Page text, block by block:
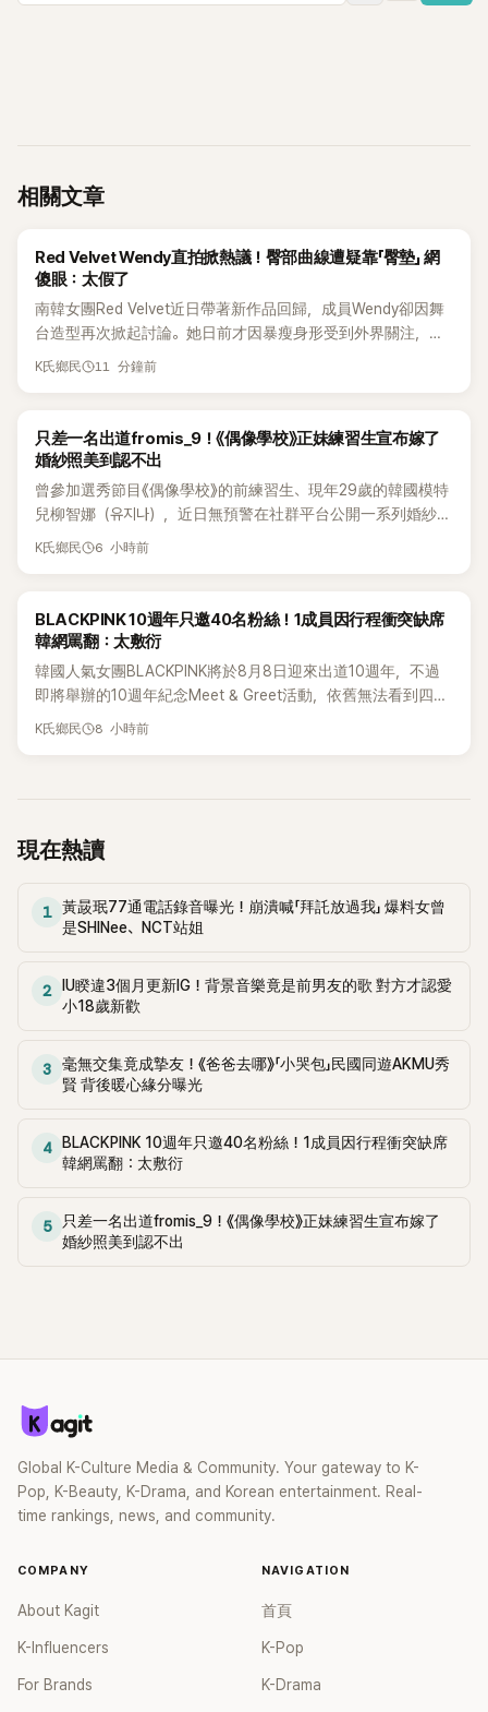
相關文章
K-POP
Red Velvet Wendy直拍掀熱議！臀部曲線遭疑靠「臀墊」 網
傻眼：太假了
南韓女團Red Velvet近日帶著新作品回歸，成員Wendy卻因舞
台造型再次掀起討論。她日前才因暴瘦身形受到外界關注，又
被質疑在舞台上使用臀墊，如今最新打歌舞台曝光後，再度因
K氏鄉民 11 分鐘前
K-POP
只差一名出道fromis_9！《偶像學校》正妹練習生宣布嫁了
婚紗照美到認不出
曾參加選秀節目《偶像學校》的前練習生、現年29歲的韓國模特
兒柳智娜（유지나），近日無預警在社群平台公開一系列婚紗
照，親自宣布即將步入婚姻，消息曝光後讓不少曾追看節目的
K氏鄉民 6 小時前
K-POP
BLACKPINK 10週年只邀40名粉絲！1成員因行程衝突缺席
韓網罵翻：太敷衍
韓國人氣女團BLACKPINK將於8月8日迎來出道10週年，不過
即將舉辦的10週年紀念Meet & Greet活動，依舊無法看到四人
合體。根據韓媒《MyDaily》7日報導，當天將由Jisoo（智秀）、
K氏鄉民 8 小時前
現在熱讀
1
黃晸珉77通電話錄音曝光！崩潰喊「拜託放過我」 爆料女曾
是SHINee、NCT站姐
2
IU睽違3個月更新IG！背景音樂竟是前男友的歌 對方才認愛
小18歲新歡
3
毫無交集竟成摯友！《爸爸去哪》「小哭包」民國同遊AKMU秀
賢 背後暖心緣分曝光
4
BLACKPINK 10週年只邀40名粉絲！1成員因行程衝突缺席
韓網罵翻：太敷衍
5
只差一名出道fromis_9！《偶像學校》正妹練習生宣布嫁了
婚紗照美到認不出
Global K-Culture Media & Community. Your gateway to K-
Pop, K-Beauty, K-Drama, and Korean entertainment. Real-
time rankings, news, and community.
COMPANY
About Kagit
K-Influencers
For Brands
NAVIGATION
首頁
K-Pop
K-Drama